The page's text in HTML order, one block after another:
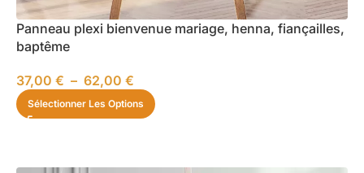
Panneau plexi bienvenue mariage, henna, fiançailles,
baptême
37,00 € – 62,00 €
Sélectionner Les Options